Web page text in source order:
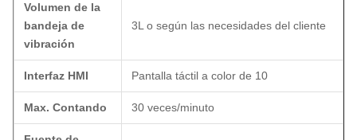
Volumen de la
bandeja de
vibración
3L o según las necesidades del cliente
Interfaz HMI Pantalla táctil a color de 10
Max. Contando 30 veces/minuto